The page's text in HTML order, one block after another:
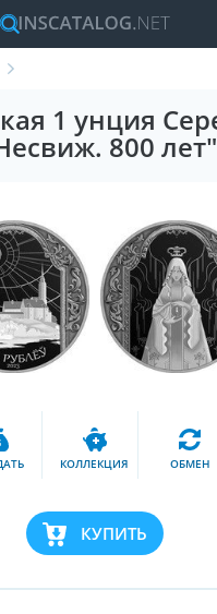
1 унция
800
КОЛЛЕКЦИЯ ОБМЕН
КУПИТЬ